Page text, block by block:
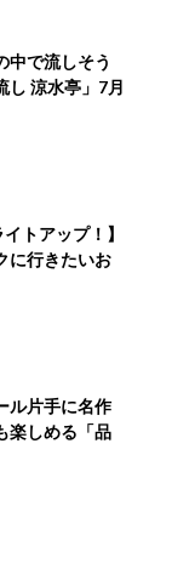
中で流しそう
し 涼水亭」7月
トアップ！】
に行きたいお
ル片手に名作
楽しめる「品